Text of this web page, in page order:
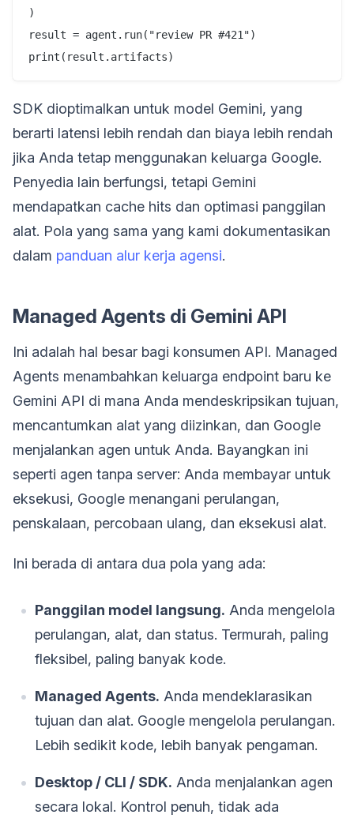
)
result = agent.run("review PR #421")
SDK dioptimalkan untuk model Gemini, yang
berarti latensi lebih rendah dan biaya lebih rendah
jika Anda tetap menggunakan keluarga Google.
Penyedia lain berfungsi, tetapi Gemini
mendapatkan cache hits dan optimasi panggilan
alat. Pola yang sama yang kami dokumentasikan
dalam panduan alur kerja agensi.
Managed Agents di Gemini API
Ini adalah hal besar bagi konsumen API. Managed
Agents menambahkan keluarga endpoint baru ke
Gemini API di mana Anda mendeskripsikan tujuan,
mencantumkan alat yang diizinkan, dan Google
menjalankan agen untuk Anda. Bayangkan ini
seperti agen tanpa server: Anda membayar untuk
eksekusi, Google menangani perulangan,
penskalaan, percobaan ulang, dan eksekusi alat.
Ini berada di antara dua pola yang ada:
Panggilan model langsung. Anda mengelola
perulangan, alat, dan status. Termurah, paling
fleksibel, paling banyak kode.
Managed Agents. Anda mendeklarasikan
tujuan dan alat. Google mengelola perulangan.
Lebih sedikit kode, lebih banyak pengaman.
Desktop / CLI / SDK. Anda menjalankan agen
secara lokal. Kontrol penuh, tidak ada